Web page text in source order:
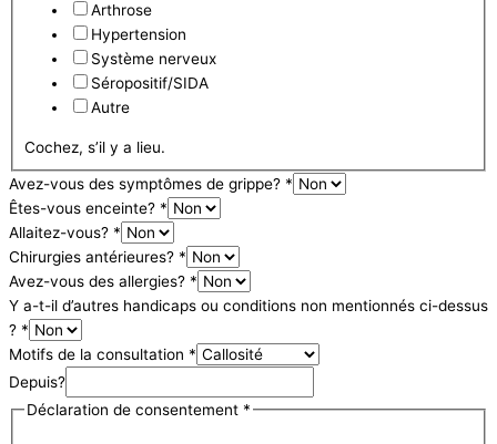
Arthrose
Hypertension
Système nerveux
Séropositif/SIDA
Autre
Cochez, s’il y a lieu.
Avez-vous des symptômes de grippe? *
Êtes-vous enceinte? *
Allaitez-vous? *
Chirurgies antérieures? *
Avez-vous des allergies? *
Y a-t-il d’autres handicaps ou conditions non mentionnés ci-dessus
? *
Motifs de la consultation *
Depuis?
Déclaration de consentement *